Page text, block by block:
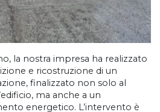
la nostra impresa ha realizzato
e ricostruzione di un
finalizzato non solo al
ma anche a un
energetico. L’intervento è